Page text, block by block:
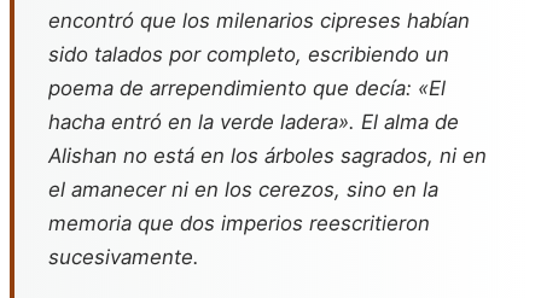
encontró que los milenarios cipreses habían
sido talados por completo, escribiendo un
poema de arrependimiento que decía: «El
hacha entró en la verde ladera». El alma de
Alishan no está en los árboles sagrados, ni en
el amanecer ni en los cerezos, sino en la
memoria que dos imperios reescritieron
sucesivamente.